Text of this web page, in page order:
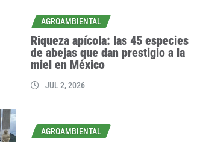
AGROAMBIENTAL
Riqueza apícola: las 45 especies
de abejas que dan prestigio a la
miel en México
JUL 2, 2026
AGROAMBIENTAL